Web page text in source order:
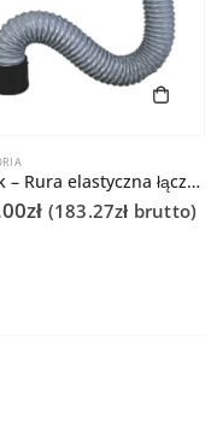
Quick – Rura elastyczna łącznikowa KCN 75/1000mm do systemu odsysania Q6101/6102
zł (183.27zł brutto)